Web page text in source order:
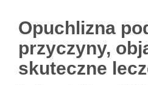
Opuchlizna
przyczyny,
skuteczne